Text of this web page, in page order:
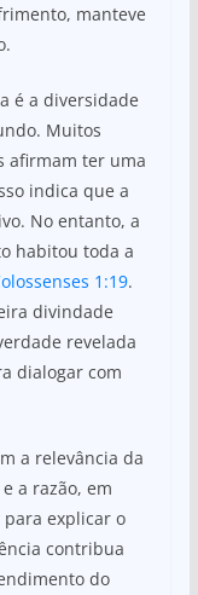
manteve
é a diversidade
Muitos
afirmam ter uma
indica que a
No entanto, a
habitou toda a
1:19.
divindade
revelada
dialogar com
a relevância da
a razão, em
explicar o
contribua
do